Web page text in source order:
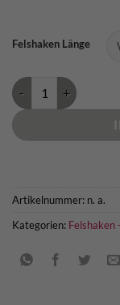
Felshaken Länge
Kop de Gas Soft
Artikelnummer: n. a.
Kategorien: Felshaken